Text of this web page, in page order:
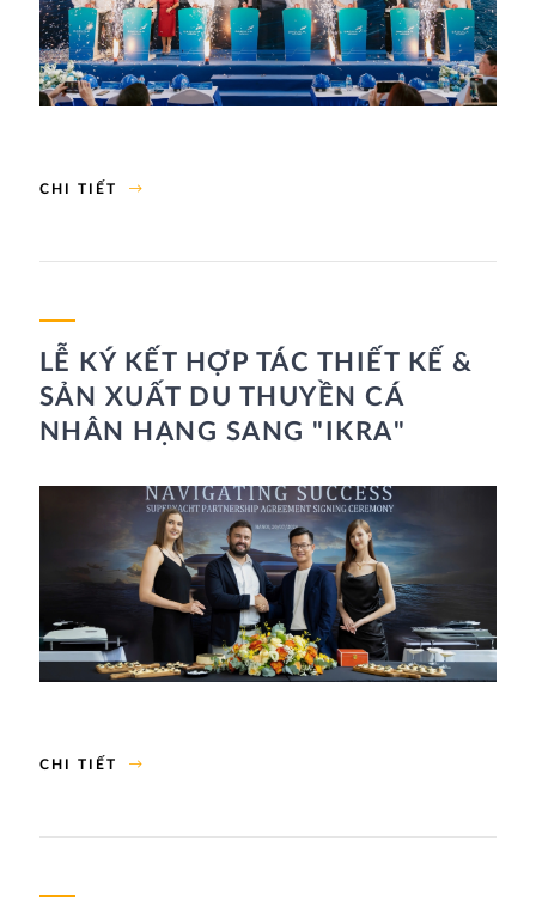
CHI TIẾT
LỄ KÝ KẾT HỢP TÁC THIẾT KẾ &
SẢN XUẤT DU THUYỀN CÁ
NHÂN HẠNG SANG "IKRA"
CHI TIẾT